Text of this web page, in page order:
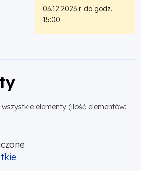
03.12.2023 r. do godz.
15:00.
elementy (ilość elementów: